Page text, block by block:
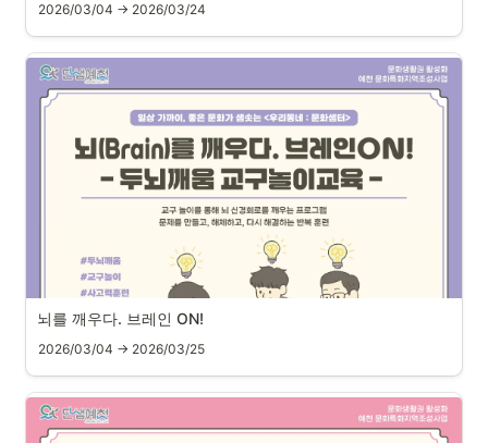
2026/03/04 → 2026/03/24
뇌를 깨우다. 브레인 ON!
2026/03/04 → 2026/03/25